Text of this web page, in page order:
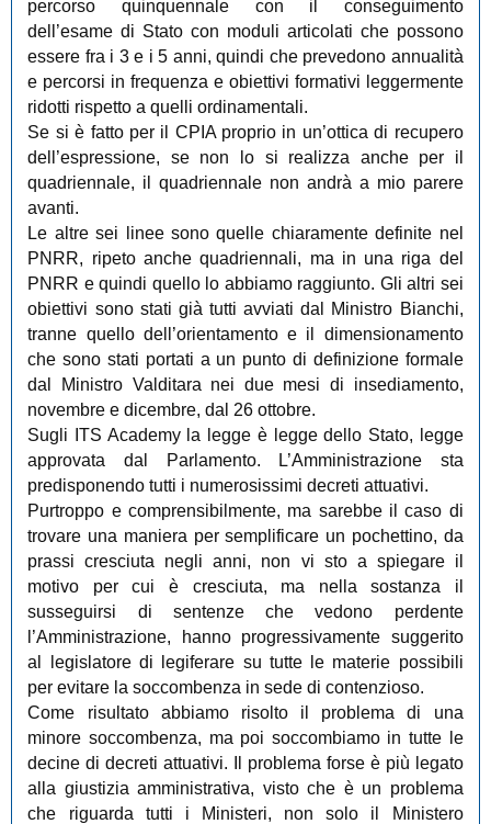
percorso quinquennale con il conseguimento
dell’esame di Stato con moduli articolati che possono
essere fra i 3 e i 5 anni, quindi che prevedono annualità
e percorsi in frequenza e obiettivi formativi leggermente
ridotti rispetto a quelli ordinamentali.
Se si è fatto per il CPIA proprio in un’ottica di recupero
dell’espressione, se non lo si realizza anche per il
quadriennale, il quadriennale non andrà a mio parere
avanti.
Le altre sei linee sono quelle chiaramente definite nel
PNRR, ripeto anche quadriennali, ma in una riga del
PNRR e quindi quello lo abbiamo raggiunto. Gli altri sei
obiettivi sono stati già tutti avviati dal Ministro Bianchi,
tranne quello dell’orientamento e il dimensionamento
che sono stati portati a un punto di definizione formale
dal Ministro Valditara nei due mesi di insediamento,
novembre e dicembre, dal 26 ottobre.
Sugli ITS Academy la legge è legge dello Stato, legge
approvata dal Parlamento. L’Amministrazione sta
predisponendo tutti i numerosissimi decreti attuativi.
Purtroppo e comprensibilmente, ma sarebbe il caso di
trovare una maniera per semplificare un pochettino, da
prassi cresciuta negli anni, non vi sto a spiegare il
motivo per cui è cresciuta, ma nella sostanza il
susseguirsi di sentenze che vedono perdente
l’Amministrazione, hanno progressivamente suggerito
al legislatore di legiferare su tutte le materie possibili
per evitare la soccombenza in sede di contenzioso.
Come risultato abbiamo risolto il problema di una
minore soccombenza, ma poi soccombiamo in tutte le
decine di decreti attuativi. Il problema forse è più legato
alla giustizia amministrativa, visto che è un problema
che riguarda tutti i Ministeri, non solo il Ministero